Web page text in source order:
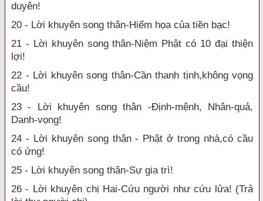
duyên!
20 - Lời khuyên song thân-Hiểm họa của tiền bạc!
21 - Lời khuyên song thân-Niệm Phật có 10 đại thiện
lợi!
22 - Lời khuyên song thân-Cần thanh tịnh,không vọng
cầu!
23 - Lời khuyên song thân -Định-mệnh, Nhân-quả,
Danh-vọng!
24 - Lời khuyên song thân - Phật ở trong nhà,có cầu
có ứng!
25 - Lời khuyên song thân-Sự gia trì!
26 - Lời khuyên chị Hai-Cứu người như cứu lửa! (Trả